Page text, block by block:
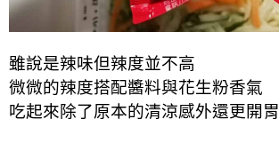
雖說是辣味但辣度並不高
微微的辣度搭配醬料與花生粉香氣
吃起來除了原本的清涼感外還更開胃